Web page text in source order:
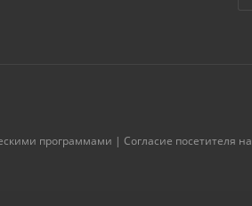
программами | Согласие посетителя